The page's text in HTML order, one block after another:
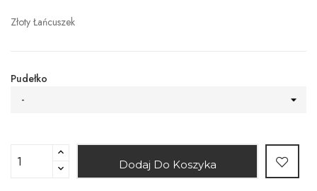
Złoty Łańcuszek
Pudełko
-
Dodaj Do Koszyka